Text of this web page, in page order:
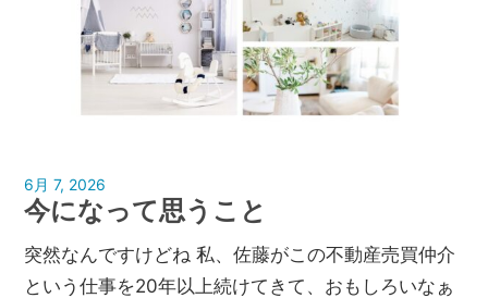
6月 7, 2026
今になって思うこと
突然なんですけどね 私、佐藤がこの不動産売買仲介
という仕事を20年以上続けてきて、おもしろいなぁ